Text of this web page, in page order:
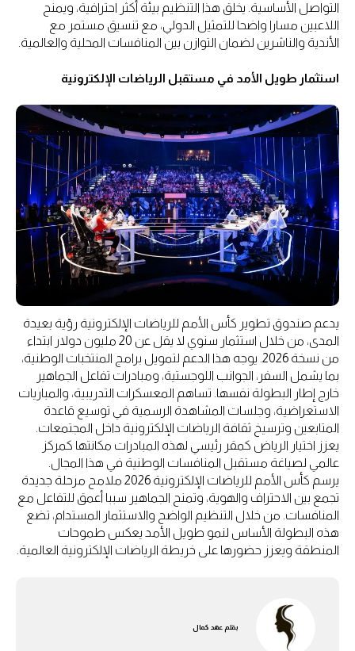
التواصل الأساسية. يخلق هذا التنظيم بيئة أكثر احترافية، ويمنح
اللاعبين مسارا واضحا للتمثيل الدولي، مع تنسيق مستمر مع
الأندية والناشرين لضمان التوازن بين المنافسات المحلية والعالمية.
استثمار طويل الأمد في مستقبل الرياضات الإلكترونية
يدعم صندوق تطوير كأس الأمم للرياضات الإلكترونية رؤية بعيدة
المدى، من خلال استثمار سنوي لا يقل عن 20 مليون دولار ابتداء
من نسخة 2026. يوجه هذا الدعم لتمويل برامج المنتخبات الوطنية،
بما يشمل السفر، الجوانب اللوجستية، ومبادرات تفاعل الجماهير
خارج إطار البطولة نفسها. تساهم المعسكرات التدريبية، والمباريات
الاستعراضية، وجلسات المشاهدة الرسمية في توسيع قاعدة
المتابعين وترسيخ ثقافة الرياضات الإلكترونية داخل المجتمعات.
يعزز اختيار الرياض كمقر رئيسي لهذه المبادرات مكانتها كمركز
عالمي لصياغة مستقبل المنافسات الوطنية في هذا المجال.
يرسم كأس الأمم للرياضات الإلكترونية 2026 ملامح مرحلة جديدة
تجمع بين الاحتراف والهوية، وتمنح الجماهير سببا أعمق للتفاعل مع
المنافسات. من خلال التنظيم الواضح والاستثمار المستدام، تضع
هذه البطولة الأساس لنمو طويل الأمد يعكس طموحات
المنطقة ويعزز حضورها على خريطة الرياضات الإلكترونية العالمية.
بقلم عهد كمال